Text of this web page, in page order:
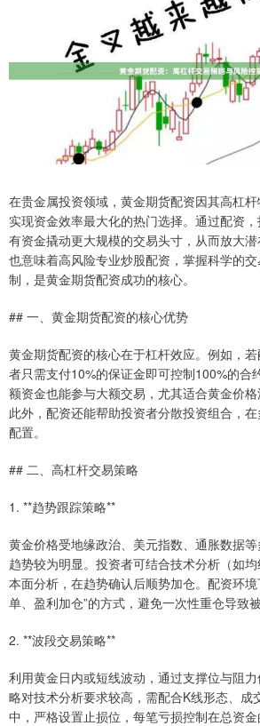
在贵金属投资领域，黄金期货配资因其高杠
实现资金效率最大化的热门选择。通过配资
有资金撬动更大规模的交易头寸，从而放大
也意味着高风险专业炒股配资，掌握科学的
制，是黄金期货配资成功的核心。
## 一、黄金期货配资的核心优势
黄金期货配资的核心在于杠杆效应。例如，
者只需支付10%的保证金即可控制100%的合
额资金也能参与大额交易，尤其适合黄金价格
此外，配资还能帮助投资者分散投资组合，
配置。
## 二、高杠杆交易策略
1. **趋势跟踪策略**
黄金价格受地缘政治、美元指数、通胀数据
趋势较为明显。投资者可结合技术分析（如
本面分析，在趋势确认后顺势加仓。配资环
单、盈利加仓”的方式，避免一次性重仓导致被
2. **波段交易策略**
利用黄金日内或短线波动，通过支撑位与阻
略对技术分析要求较高，需配合K线形态、成
中，严格设置止损位，每笔亏损控制在总资金